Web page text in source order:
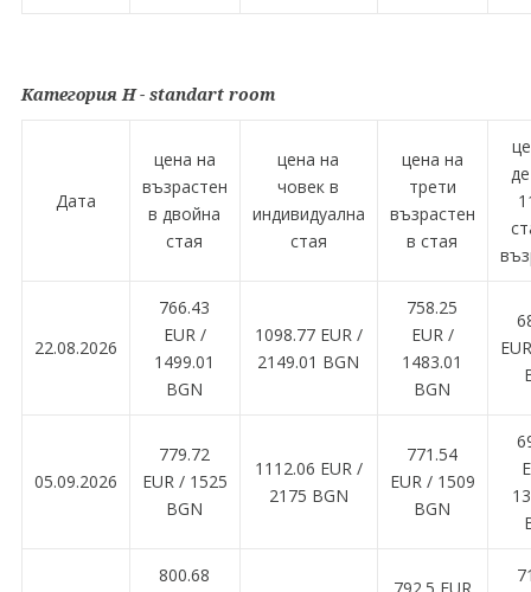
Категория H - standart room
Дата
цена на
възрастен
в двойна
стая
цена на
човек в
индивидуална
стая
цена на
трети
възрастен
в стая
22.08.2026
766.43
EUR /
1499.01
BGN
1098.77 EUR /
2149.01 BGN
758.25
EUR /
1483.01
BGN
05.09.2026
779.72
EUR / 1525
BGN
1112.06 EUR /
2175 BGN
771.54
EUR / 1509
BGN
800.68